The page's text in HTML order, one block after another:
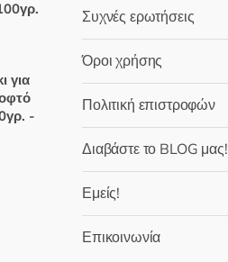
για
-
Συχνές ερωτήσεις
Όροι χρήσης
Πολιτική επιστροφών
Διαβάστε το BLOG μας!
Εμείς!
Επικοινωνία